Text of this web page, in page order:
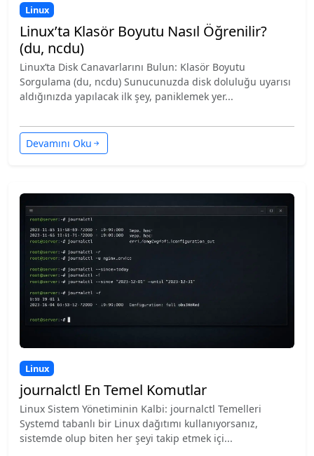
Linux
Linux’ta Klasör Boyutu Nasıl Öğrenilir?
(du, ncdu)
Linux’ta Disk Canavarlarını Bulun: Klasör Boyutu
Sorgulama (du, ncdu) Sunucunuzda disk doluluğu uyarısı
aldığınızda yapılacak ilk şey, paniklemek yer...
Devamını Oku
Linux
journalctl En Temel Komutlar
Linux Sistem Yönetiminin Kalbi: journalctl Temelleri
Systemd tabanlı bir Linux dağıtımı kullanıyorsanız,
sistemde olup biten her şeyi takip etmek içi...